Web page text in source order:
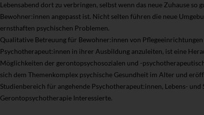
Lebensabend dort zu verbringen, selbst wenn das neue Zuhause so
Bewohner:innen angepasst ist. Nicht selten führen die neue
ernsthaften psychischen Problemen.
Qualitative Betreuung für Bewohner:innen von Pflegeeinrichtungen
Psychotherapeut:innen in ihrer Ausbildung anzuleiten, ist eine
Möglichkeiten der gerontopsychosozialen und -
sich dem Themenkomplex psychische Gesundheit im Alter und
Studienbereich für angehende Psychotherapeut:innen, Lebens-
Gerontopsychotherapie Interessierte.